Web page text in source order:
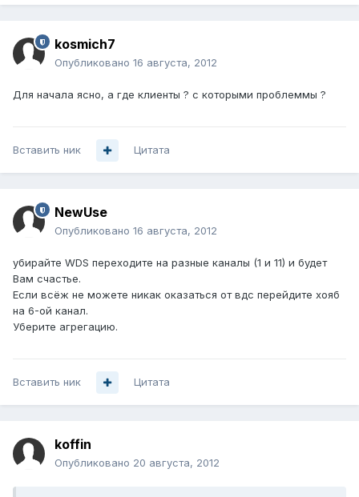
kosmich7
Опубликовано 16 августа, 2012
Для начала ясно, а где клиенты ? с которыми проблеммы ?
Вставить ник Цитата
NewUse
Опубликовано 16 августа, 2012
убирайте WDS переходите на разные каналы (1 и 11) и будет
Вам счастье.
Если всёж не можете никак оказаться от вдс перейдите хояб
на 6-ой канал.
Уберите агрегацию.
Вставить ник Цитата
koffin
Опубликовано 20 августа, 2012